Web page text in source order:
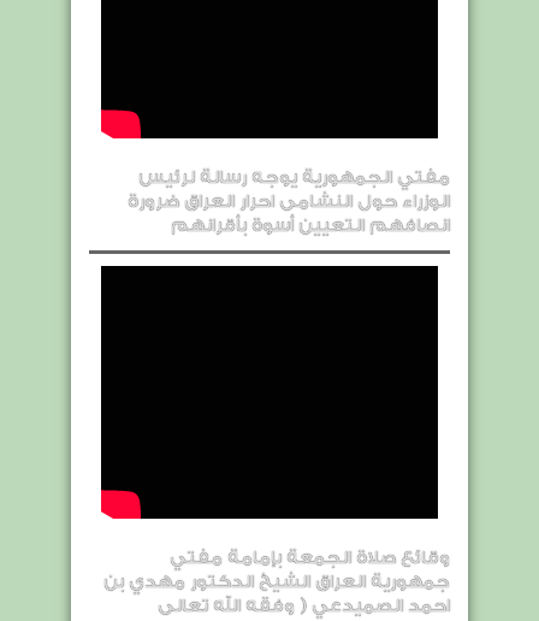
مفتي الجمهورية يوجه رسالة لرئيس
الوزراء حول النشامى احرار العراق ضرورة
انصافهم التعيين أسوة بأقرانهم
وقائع صلاة الجمعة بإمامة مفتي
جمهورية العراق الشيخ الدكتور مهدي بن
احمد الصميدعي ( وفقه الله تعالى